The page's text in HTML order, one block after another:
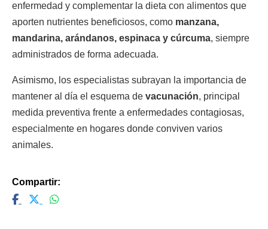
enfermedad y complementar la dieta con alimentos que
aporten nutrientes beneficiosos, como manzana,
mandarina, arándanos, espinaca y cúrcuma, siempre
administrados de forma adecuada.
Asimismo, los especialistas subrayan la importancia de
mantener al día el esquema de vacunación, principal
medida preventiva frente a enfermedades contagiosas,
especialmente en hogares donde conviven varios
animales.
Compartir: